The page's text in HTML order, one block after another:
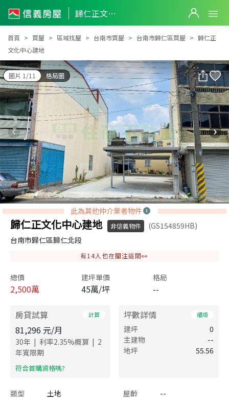
歸仁正文化中心建地
歸仁正文化中心建地
首頁 買屋 區域找屋 台南市買屋 台南市歸仁區買屋
歸仁正
文化中心建地
圖片 1/11 格局圖
此為其他仲介業者物件
歸仁正文化中心建地 非信義物件
(GS154859HB)
台南市歸仁區歸仁北段
有14人也在關注這間👀
總價
2,500萬
建坪單價
45萬/坪
格局
--
房貸試算 計算
81,296 元/月
30年 | 利率2.35%概算 | 2
年寬限期
​符合首購資格嗎?
坪數詳情 細項
建坪
0
主建物
--
地坪
55.56
類型 土地 屋齡
--